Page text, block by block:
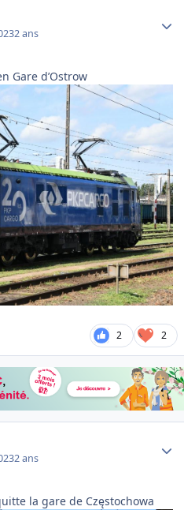
2 ans
Gare d’Ostrow
2 2
2 ans
la gare de Częstochowa